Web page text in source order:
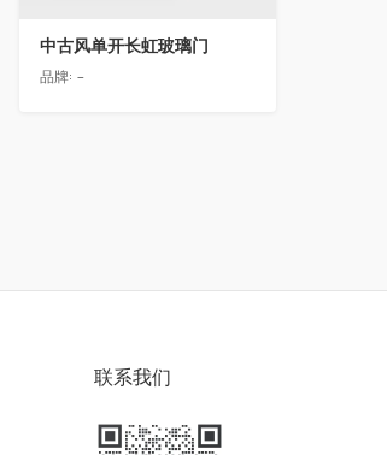
中古风单开长虹玻璃门
品牌: -
联系我们